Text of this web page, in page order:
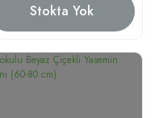
Stokta Yok